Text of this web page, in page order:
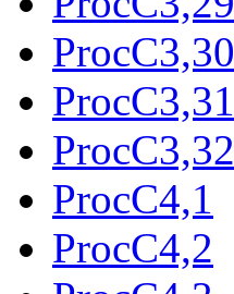
ProcC3,30
ProcC3,31
ProcC3,32
ProcC4,1
ProcC4,2